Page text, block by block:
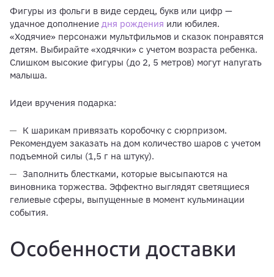
Фигуры из фольги в виде сердец, букв или цифр —
удачное дополнение дня рождения или юбилея.
«Ходячие» персонажи мультфильмов и сказок понравятся
детям. Выбирайте «ходячки» с учетом возраста ребенка.
Слишком высокие фигуры (до 2, 5 метров) могут напугать
малыша.
Идеи вручения подарка:
К шарикам привязать коробочку с сюрпризом.
Рекомендуем заказать на дом количество шаров с учетом
подъемной силы (1,5 г на штуку).
Заполнить блестками, которые высыпаются на
виновника торжества. Эффектно выглядят светящиеся
гелиевые сферы, выпущенные в момент кульминации
события.
Особенности доставки